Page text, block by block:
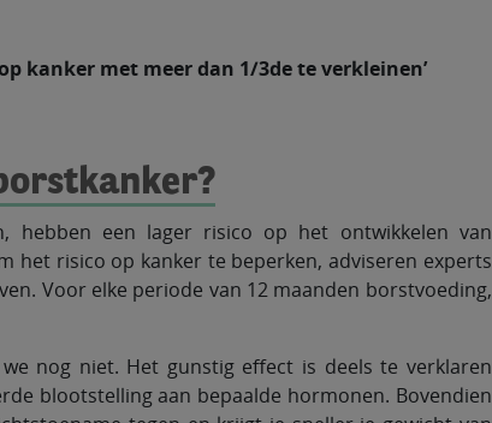
kanker met meer dan 1/3de te verkleinen’
hebben een lager risico op het ontwikkelen van
het risico op kanker te beperken, adviseren experts
Voor elke periode van 12 maanden borstvoeding,
nog niet. Het gunstig effect is deels te verklaren
blootstelling aan bepaalde hormonen. Bovendien